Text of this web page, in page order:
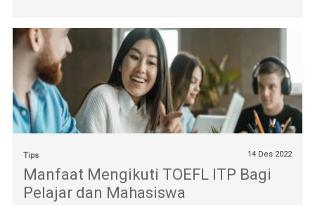
Tips 14 Des 2022
Manfaat Mengikuti TOEFL ITP Bagi
Pelajar dan Mahasiswa